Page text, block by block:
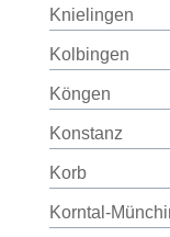
Knielingen
Kolbingen
Köngen
Konstanz
Korb
Korntal-